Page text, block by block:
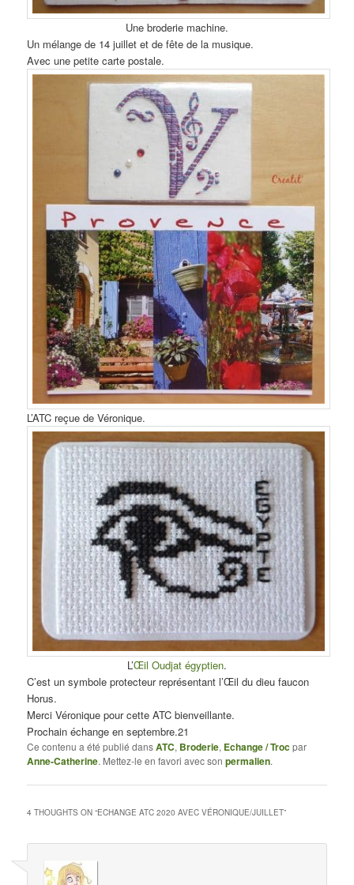
Une broderie machine.
Un mélange de 14 juillet et de fête de la musique.
Avec une petite carte postale.
L’ATC reçue de Véronique.
L’Œil Oudjat égyptien.
C’est un symbole protecteur représentant l’Œil du dieu faucon
Horus.
Merci Véronique pour cette ATC bienveillante.
Prochain échange en septembre.21
Ce contenu a été publié dansATC, Broderie, Echange / Trocpar
Anne-Catherine. Mettez-le en favori avec sonpermalien.
4 THOUGHTS ON “ECHANGE ATC 2020 AVEC VÉRONIQUE/JUILLET”